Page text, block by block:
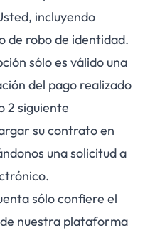
incluyendo
de robo de identidad.
sólo es válido una
del pago realizado
2 siguiente
su contrato en
una solicitud a
sólo confiere el
nuestra plataforma